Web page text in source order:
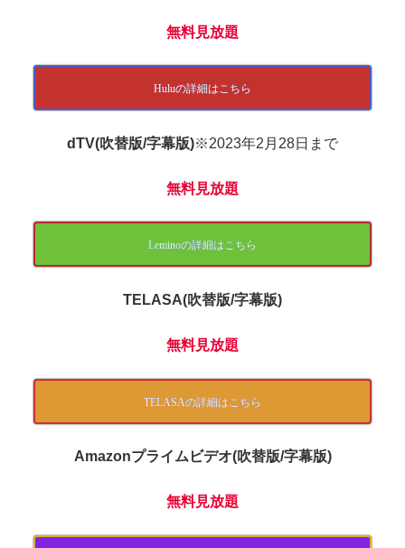
無料見放題
Huluの詳細はこちら
dTV(吹替版/字幕版)※2023年2月28日まで
無料見放題
Leminoの詳細はこちら
TELASA(吹替版/字幕版)
無料見放題
TELASAの詳細はこちら
Amazonプライムビデオ(吹替版/字幕版)
無料見放題